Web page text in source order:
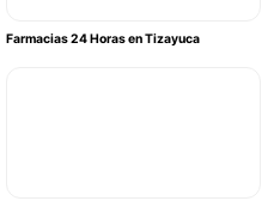
Farmacias 24 Horas en Tizayuca